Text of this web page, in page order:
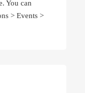
You can
> Events >